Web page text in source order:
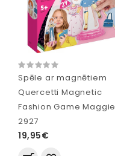
Spēle ar magnētiem
Quercetti Magnetic
Fashion Game Maggie
2927
19,95€